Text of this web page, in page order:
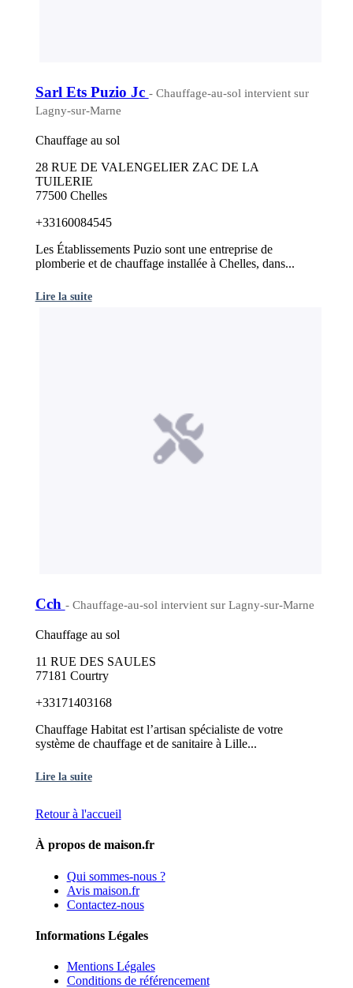
Sarl Ets Puzio Jc - Chauffage-au-sol intervient sur
Lagny-sur-Marne
Chauffage au sol
28 RUE DE VALENGELIER ZAC DE LA
TUILERIE
77500 Chelles
+33160084545
Les Établissements Puzio sont une entreprise de
plomberie et de chauffage installée à Chelles, dans...
Lire la suite
Cch - Chauffage-au-sol intervient sur Lagny-sur-Marne
Chauffage au sol
11 RUE DES SAULES
77181 Courtry
+33171403168
Chauffage Habitat est l’artisan spécialiste de votre
système de chauffage et de sanitaire à Lille...
Lire la suite
Retour à l'accueil
À propos de maison.fr
Qui sommes-nous ?
Avis maison.fr
Contactez-nous
Informations Légales
Mentions Légales
Conditions de référencement